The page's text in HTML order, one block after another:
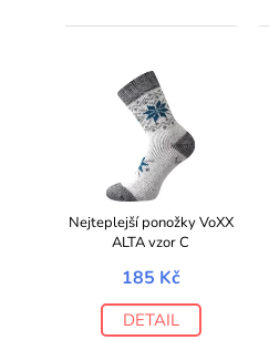
Nejteplejší ponožky VoXX
ALTA vzor C
185 Kč
DETAIL